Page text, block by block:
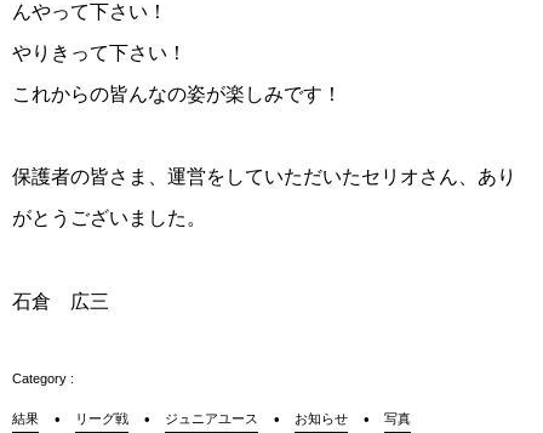
んやって下さい！
やりきって下さい！
これからの皆んなの姿が楽しみです！
保護者の皆さま、運営をしていただいたセリオさん、あり
がとうございました。
石倉 広三
結果 リーグ戦 ジュニアユース お知らせ 写真